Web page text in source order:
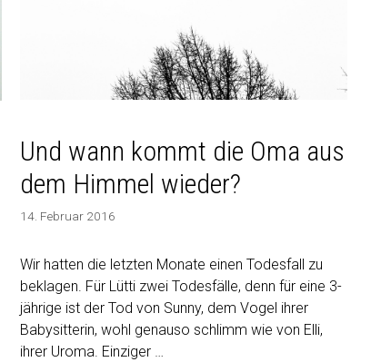
Und wann kommt die Oma aus
dem Himmel wieder?
14. Februar 2016
Wir hatten die letzten Monate einen Todesfall zu
beklagen. Für Lütti zwei Todesfälle, denn für eine 3-
jährige ist der Tod von Sunny, dem Vogel ihrer
Babysitterin, wohl genauso schlimm wie von Elli,
ihrer Uroma. Einziger …